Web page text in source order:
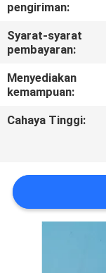
BERITA
KASUS
POLICY
pengiriman:
Syarat-syarat
pembayaran:
Menyediakan
kemampuan:
Cahaya Tinggi: